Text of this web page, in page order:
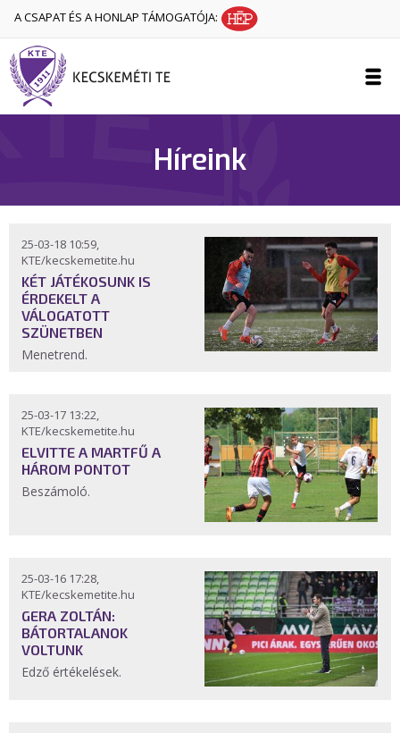
A CSAPAT ÉS A HONLAP TÁMOGATÓJA:
Híreink
25-03-18 10:59,
KTE/kecskemetite.hu
KÉT JÁTÉKOSUNK IS
ÉRDEKELT A
VÁLOGATOTT
SZÜNETBEN
Menetrend.
25-03-17 13:22,
KTE/kecskemetite.hu
ELVITTE A MARTFŰ A
HÁROM PONTOT
Beszámoló.
25-03-16 17:28,
KTE/kecskemetite.hu
GERA ZOLTÁN:
BÁTORTALANOK
VOLTUNK
Edző értékelések.